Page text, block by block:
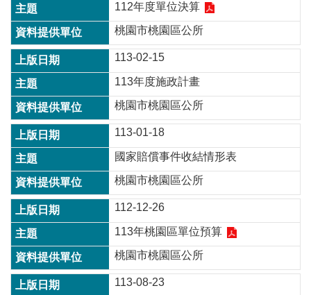
回
首
頁
站
導
覽
市
政
信
箱
常
見
問
題
桃
112年度單位決算
桃園市桃園區公所
113-02-15
113年度施政計畫
桃園市桃園區公所
113-01-18
國家賠償事件收結情形表
桃園市桃園區公所
112-12-26
113年桃園區單位預算
桃園市桃園區公所
113-08-23